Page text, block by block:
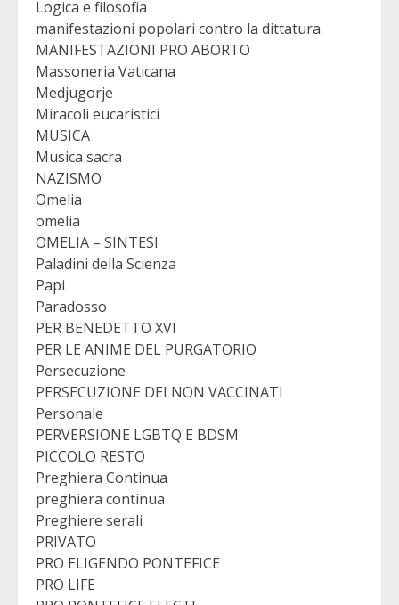
Logica e filosofia
manifestazioni popolari contro la dittatura
MANIFESTAZIONI PRO ABORTO
Massoneria Vaticana
Medjugorje
Miracoli eucaristici
MUSICA
Musica sacra
NAZISMO
Omelia
omelia
OMELIA – SINTESI
Paladini della Scienza
Papi
Paradosso
PER BENEDETTO XVI
PER LE ANIME DEL PURGATORIO
Persecuzione
PERSECUZIONE DEI NON VACCINATI
Personale
PERVERSIONE LGBTQ E BDSM
PICCOLO RESTO
Preghiera Continua
preghiera continua
Preghiere serali
PRIVATO
PRO ELIGENDO PONTEFICE
PRO LIFE